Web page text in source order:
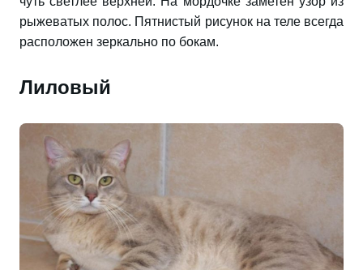
рыжеватых полос. Пятнистый рисунок на теле всегда
расположен зеркально по бокам.
Лиловый